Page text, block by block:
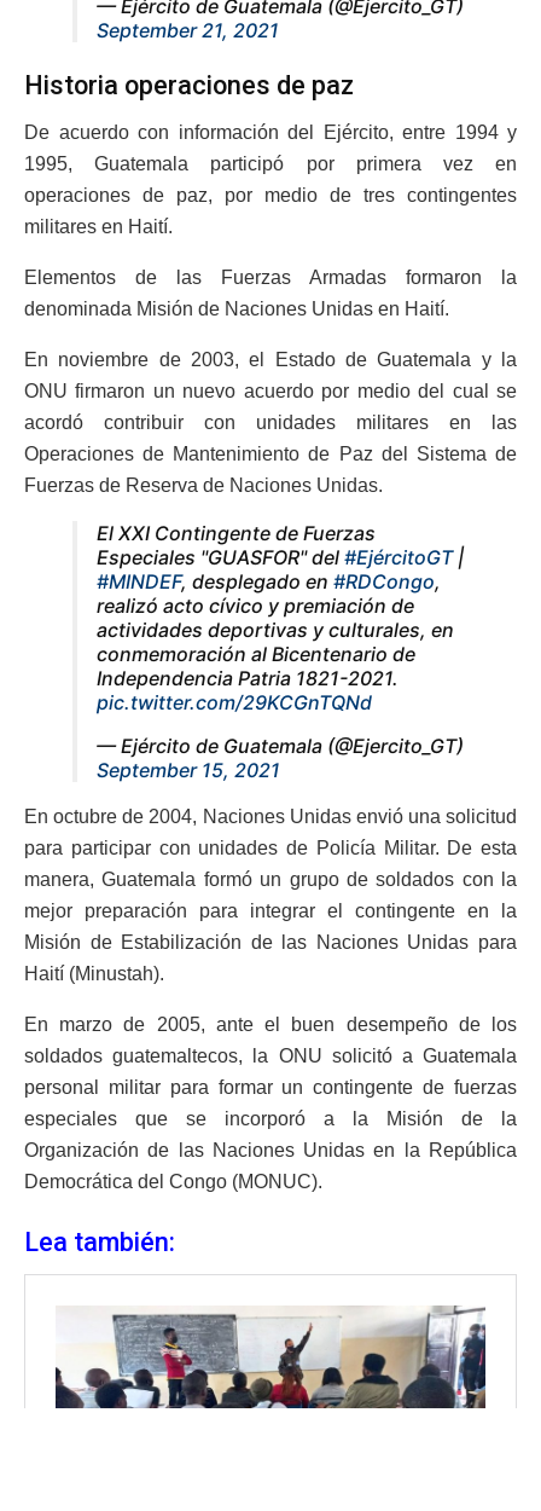
— Ejército de Guatemala (@Ejercito_GT)
September 21, 2021
Historia operaciones de paz
De acuerdo con información del Ejército, entre 1994 y
1995, Guatemala participó por primera vez en
operaciones de paz, por medio de tres contingentes
militares en Haití.
Elementos de las Fuerzas Armadas formaron la
denominada Misión de Naciones Unidas en Haití.
En noviembre de 2003, el Estado de Guatemala y la
ONU firmaron un nuevo acuerdo por medio del cual se
acordó contribuir con unidades militares en las
Operaciones de Mantenimiento de Paz del Sistema de
Fuerzas de Reserva de Naciones Unidas.
El XXI Contingente de Fuerzas
Especiales "GUASFOR" del #EjércitoGT|
#MINDEF, desplegado en #RDCongo,
realizó acto cívico y premiación de
actividades deportivas y culturales, en
conmemoración al Bicentenario de
Independencia Patria 1821-2021.
pic.twitter.com/29KCGnTQNd
— Ejército de Guatemala (@Ejercito_GT)
September 15, 2021
En octubre de 2004, Naciones Unidas envió una solicitud
para participar con unidades de Policía Militar. De esta
manera, Guatemala formó un grupo de soldados con la
mejor preparación para integrar el contingente en la
Misión de Estabilización de las Naciones Unidas para
Haití (Minustah).
En marzo de 2005, ante el buen desempeño de los
soldados guatemaltecos, la ONU solicitó a Guatemala
personal militar para formar un contingente de fuerzas
especiales que se incorporó a la Misión de la
Organización de las Naciones Unidas en la República
Democrática del Congo (MONUC).
Lea también: